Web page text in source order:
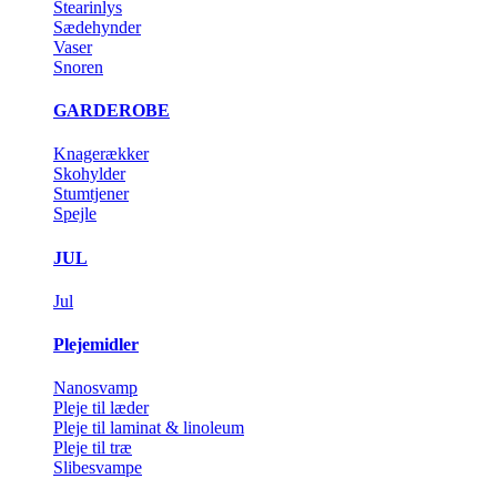
Stearinlys
Sædehynder
Vaser
Snoren
GARDEROBE
Knagerækker
Skohylder
Stumtjener
Spejle
JUL
Jul
Plejemidler
Nanosvamp
Pleje til læder
Pleje til laminat & linoleum
Pleje til træ
Slibesvampe